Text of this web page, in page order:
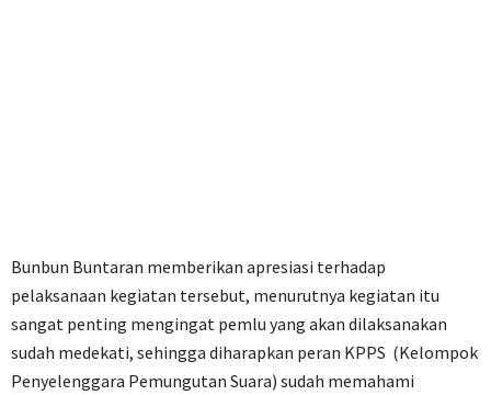
Bunbun Buntaran memberikan apresiasi terhadap
pelaksanaan kegiatan tersebut, menurutnya kegiatan itu
sangat penting mengingat pemlu yang akan dilaksanakan
sudah medekati, sehingga diharapkan peran KPPS (Kelompok
Penyelenggara Pemungutan Suara) sudah memahami